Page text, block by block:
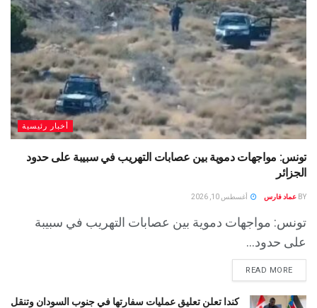
أخبار رئيسية
تونس: مواجهات دموية بين عصابات التهريب في سبيبة على حدود
الجزائر
BY عماد فارس أغسطس 10, 2026
تونس: مواجهات دموية بين عصابات التهريب في سبيبة
على حدود...
READ MORE
كندا تعلن تعليق عمليات سفارتها في جنوب السودان وتنقل